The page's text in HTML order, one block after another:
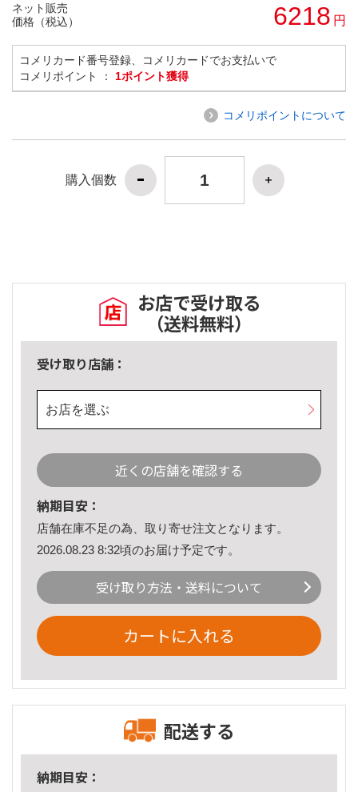
ネット販売
価格（税込）
6218 円
コメリカード番号登録、コメリカードでお支払いで
コメリポイント ： 1ポイント獲得
コメリポイントについて
購入個数
お店で受け取る
（送料無料）
受け取り店舗：
お店を選ぶ
近くの店舗を確認する
納期目安：
店舗在庫不足の為、取り寄せ注文となります。
2026.08.23 8:32頃のお届け予定です。
受け取り方法・送料について
カートに入れる
配送する
納期目安：